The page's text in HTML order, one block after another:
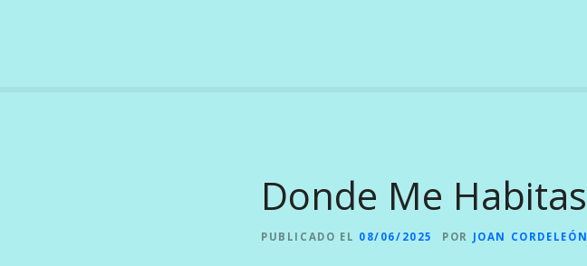
Donde Me Habitas
PUBLICADO EL 08/06/2025 POR JOAN CORDELEÓN